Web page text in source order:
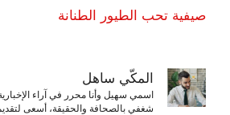
صيفية تحب الطيور الطنانة
المكّي ساهل
اسمي سهيل وأنا محرر في آراء
شغفي بالصحافة والحقيقة، أسعى لتقديم